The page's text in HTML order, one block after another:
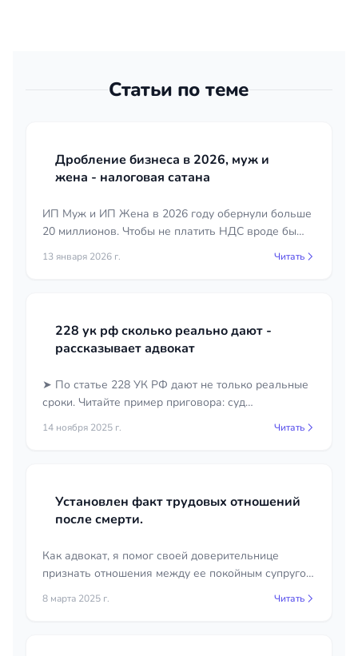
Статьи по теме
Дробление бизнеса в 2026, муж и
жена - налоговая сатана
ИП Муж и ИП Жена в 2026 году обернули больше
20 миллионов. Чтобы не платить НДС вроде бы
логично сделать разделение бизнеса. Но законно
13 января 2026 г. Читать
228 ук рф сколько реально дают -
рассказывает адвокат
➤ По статье 228 УК РФ дают не только реальные
сроки. Читайте пример приговора: суд
назначил условное наказание с испытательным
14 ноября 2025 г. Читать
Установлен факт трудовых отношений
после смерти.
Как адвокат, я помог своей доверительнице
признать отношения между ее покойным супругом
и его бывшим работодателем трудовыми.
8 марта 2025 г. Читать